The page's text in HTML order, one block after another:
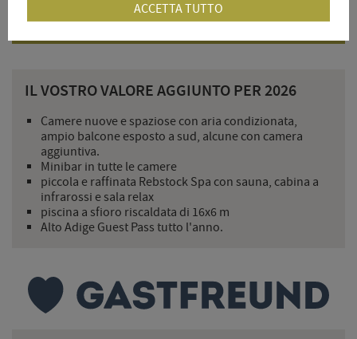
TORNA A PANORAMICA
IL VOSTRO VALORE AGGIUNTO PER 2026
Camere nuove e spaziose con aria condizionata,
ampio balcone esposto a sud, alcune con camera
aggiuntiva.
Minibar in tutte le camere
piccola e raffinata Rebstock Spa con sauna, cabina a
infrarossi e sala relax
piscina a sfioro riscaldata di 16x6 m
Alto Adige Guest Pass tutto l'anno.
ACCETTA TUTTO